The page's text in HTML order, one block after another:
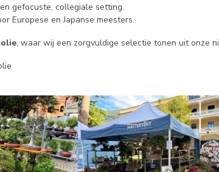
gefocuste, collegiale setting.
Europese en Japanse meesters.
, waar wij een zorgvuldige selectie tonen uit onze